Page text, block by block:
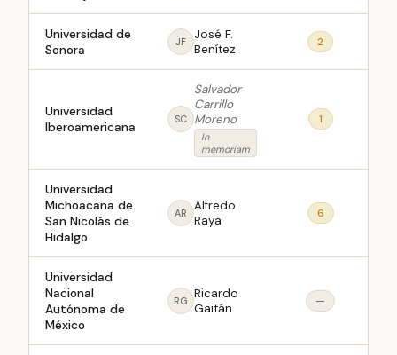
Universidad de
Sonora
JF
José F.
Benítez
2
Universidad
Iberoamericana
SC
Salvador
Carrillo
Moreno
In
memoriam
1
Universidad
Michoacana de
San Nicolás de
Hidalgo
AR
Alfredo
Raya
6
Universidad
Nacional
Autónoma de
México
RG Ricardo
Gaitán
—